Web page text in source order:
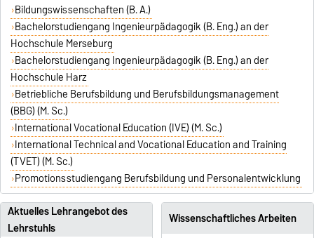
Bildungswissenschaften (B. A.)
Bachelorstudiengang Ingenieurpädagogik (B. Eng.) an der
Hochschule Merseburg
Bachelorstudiengang Ingenieurpädagogik (B. Eng.) an der
Hochschule Harz
Betriebliche Berufsbildung und Berufsbildungsmanagement
(BBG) (M. Sc.)
International Vocational Education (IVE) (M. Sc.)
International Technical and Vocational Education and Training
(TVET) (M. Sc.)
Promotionsstudiengang Berufsbildung und Personalentwicklung
Aktuelles Lehrangebot des
Lehrstuhls
Wissenschaftliches Arbeiten